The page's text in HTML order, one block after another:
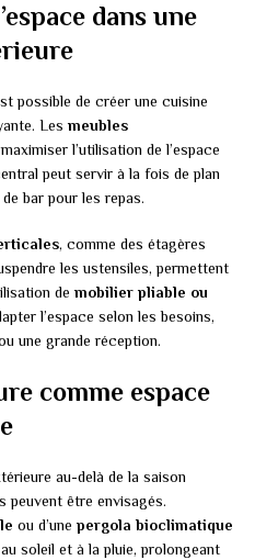
dans une
possible de créer une cuisine
Les meubles
l’utilisation de l’espace
peut servir à la fois de plan
bar pour les repas.
, comme des étagères
les ustensiles, permettent
de mobilier pliable ou
l’espace selon les besoins,
une grande réception.
comme espace
au-delà de la saison
peuvent être envisagés.
ou d’une pergola bioclimatique
soleil et à la pluie, prolongeant